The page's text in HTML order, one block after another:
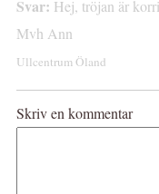
Svar: Hej, tröjan är
Mvh Ann
Ullcentrum Öland
Skriv en kommentar